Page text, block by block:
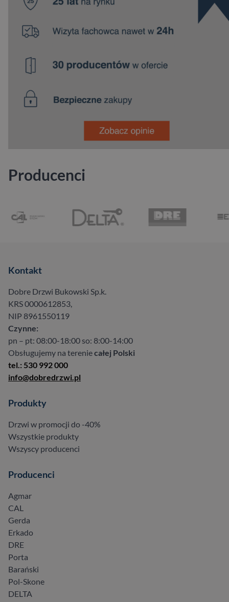
Producenci
Kontakt
Dobre Drzwi Bukowski Sp.k.
KRS 0000612853,
NIP 8961550119
Czynne:
pn – pt: 08:00-18:00 so: 8:00-14:00
Obsługujemy na tereniecałej Polski
tel.: 530 992 000
info@dobredrzwi.pl
Produkty
Drzwi w promocji do -40%
Wszystkie produkty
Wszyscy producenci
Producenci
Agmar
CAL
Gerda
Erkado
DRE
Porta
Barański
Pol-Skone
DELTA